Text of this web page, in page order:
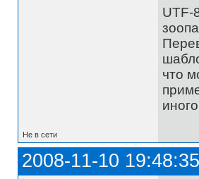
UTF-
что
Не в сети
2008-11-10 19:48:35